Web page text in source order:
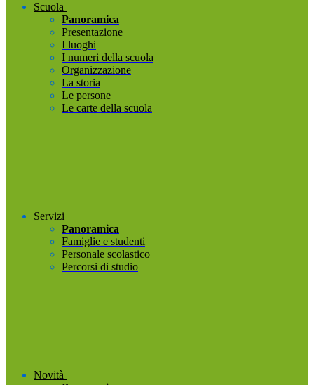
Scuola
Panoramica
Presentazione
I luoghi
I numeri della scuola
Organizzazione
La storia
Le persone
Le carte della scuola
Servizi
Panoramica
Famiglie e studenti
Personale scolastico
Percorsi di studio
Novità